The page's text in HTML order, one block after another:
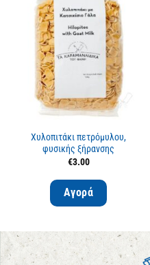
Χυλοπιτάκι πετρόμυλου,
φυσικής ξήρανσης
€3.00
Αγορά